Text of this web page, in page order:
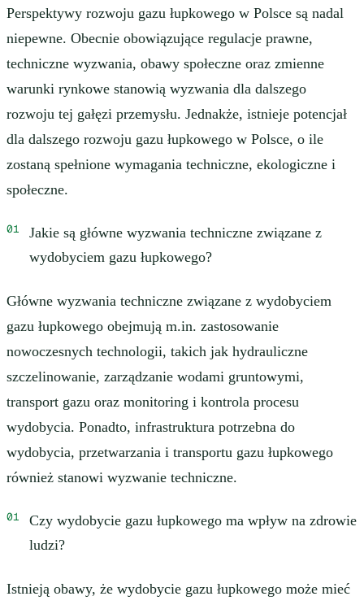
Perspektywy rozwoju gazu łupkowego w Polsce są nadal
niepewne. Obecnie obowiązujące regulacje prawne,
techniczne wyzwania, obawy społeczne oraz zmienne
warunki rynkowe stanowią wyzwania dla dalszego
rozwoju tej gałęzi przemysłu. Jednakże, istnieje potencjał
dla dalszego rozwoju gazu łupkowego w Polsce, o ile
zostaną spełnione wymagania techniczne, ekologiczne i
społeczne.
Jakie są główne wyzwania techniczne związane z
wydobyciem gazu łupkowego?
Główne wyzwania techniczne związane z wydobyciem
gazu łupkowego obejmują m.in. zastosowanie
nowoczesnych technologii, takich jak hydrauliczne
szczelinowanie, zarządzanie wodami gruntowymi,
transport gazu oraz monitoring i kontrola procesu
wydobycia. Ponadto, infrastruktura potrzebna do
wydobycia, przetwarzania i transportu gazu łupkowego
również stanowi wyzwanie techniczne.
Czy wydobycie gazu łupkowego ma wpływ na zdrowie
ludzi?
Istnieją obawy, że wydobycie gazu łupkowego może mieć